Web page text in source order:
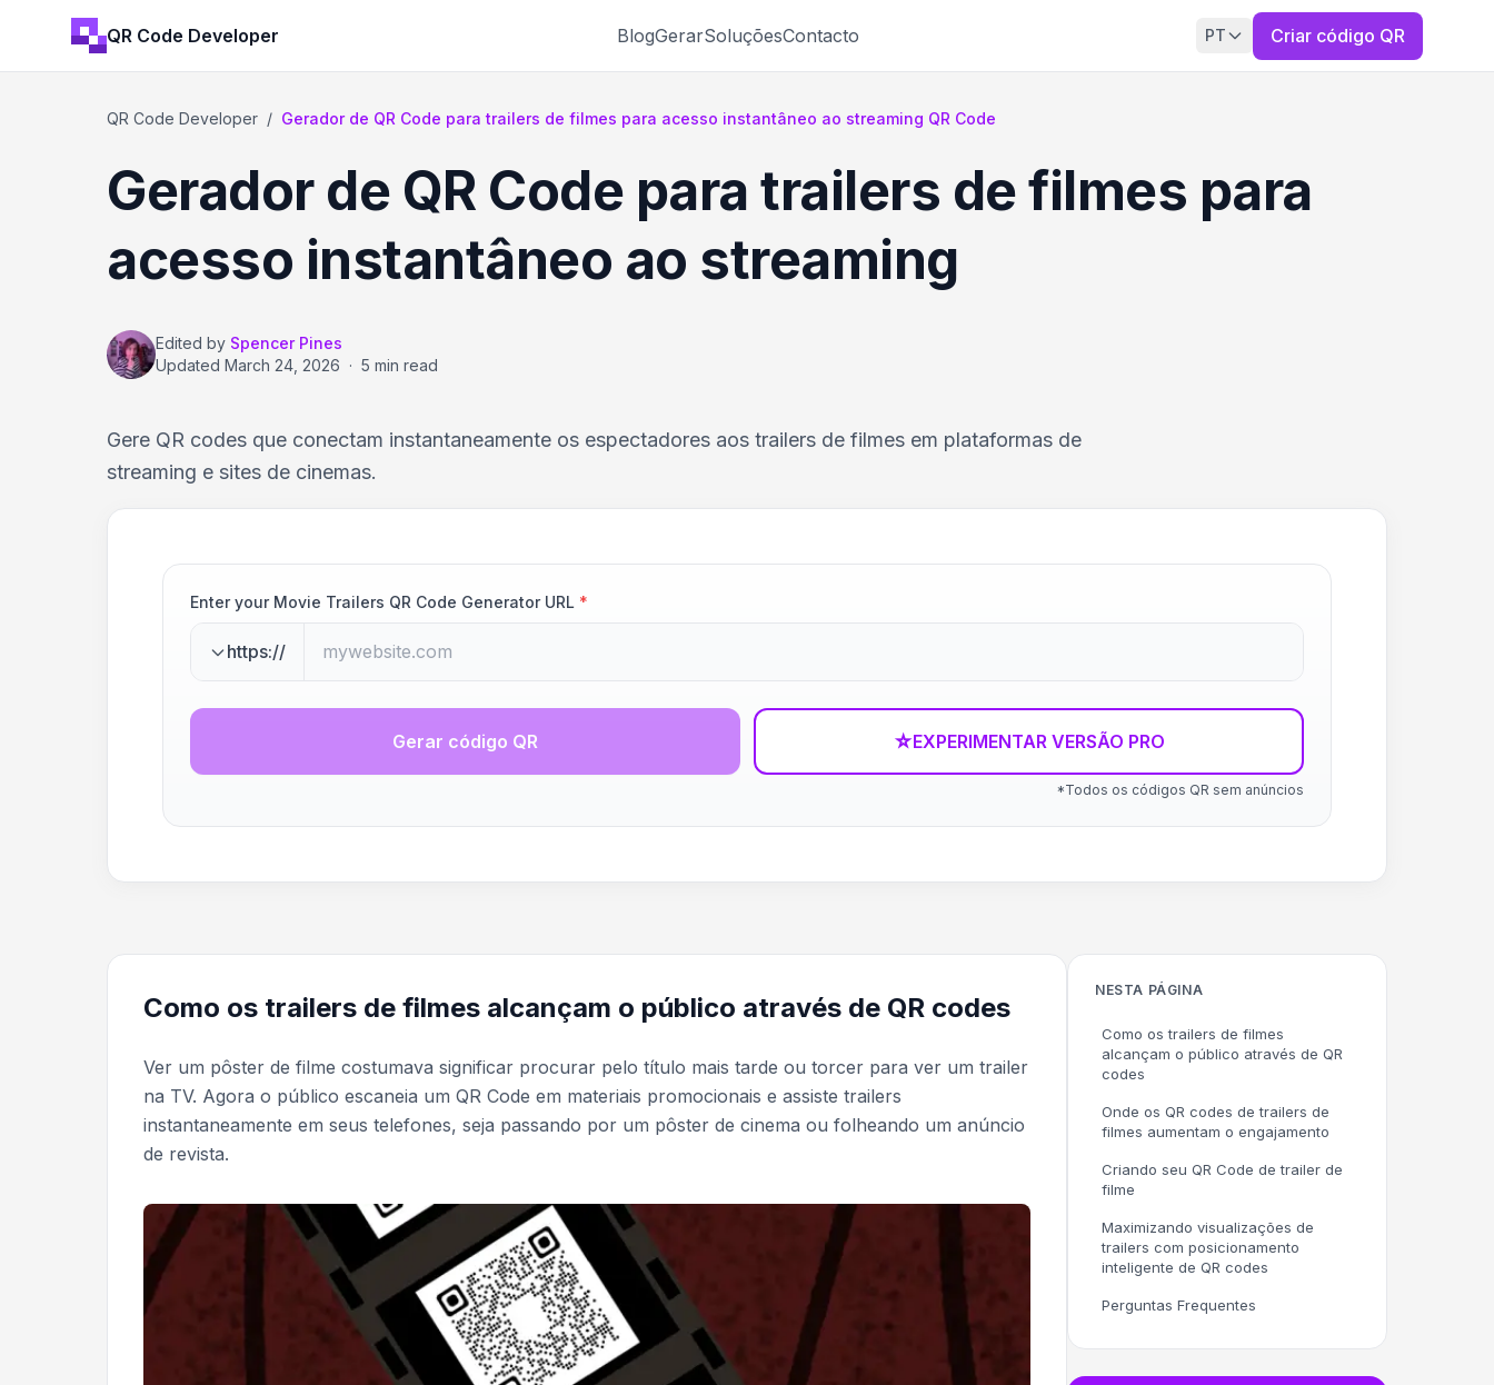
QR Code Developer BlogGerarSoluçõesContacto PT Criar código QR
QR Code Developer / Gerador de QR Code para trailers de filmes para acesso instantâneo ao streaming QR Code
Gerador de QR Code para trailers de filmes para
acesso instantâneo ao streaming
Edited by Spencer Pines
Updated March 24, 2026 · 5 min read
Gere QR codes que conectam instantaneamente os espectadores aos trailers de filmes em plataformas de
streaming e sites de cinemas.
Enter your Movie Trailers QR Code Generator URL *
https://
Gerar código QR ☆EXPERIMENTAR VERSÃO PRO
*Todos os códigos QR sem anúncios
Como os trailers de filmes alcançam o público através de QR codes
Ver um pôster de filme costumava significar procurar pelo título mais tarde ou torcer para ver um trailer
na TV. Agora o público escaneia um QR Code em materiais promocionais e assiste trailers
instantaneamente em seus telefones, seja passando por um pôster de cinema ou folheando um anúncio
de revista.
NESTA PÁGINA
Como os trailers de filmes
alcançam o público através de QR
codes
Onde os QR codes de trailers de
filmes aumentam o engajamento
Criando seu QR Code de trailer de
filme
Maximizando visualizações de
trailers com posicionamento
inteligente de QR codes
Perguntas Frequentes